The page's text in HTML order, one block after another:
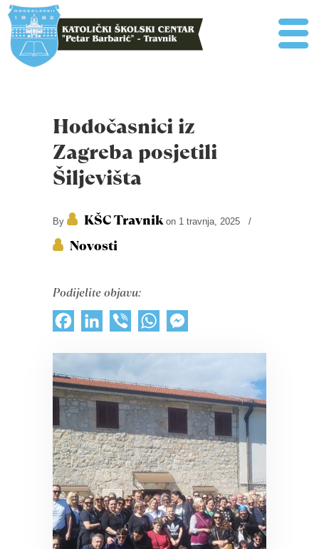
Hodočasnici iz
Zagreba posjetili
Šiljevišta
By KŠC Travnikon 1 travnja, 2025 /
Novosti
Podijelite objavu:
FacebookLinkedInViber WhatsApp